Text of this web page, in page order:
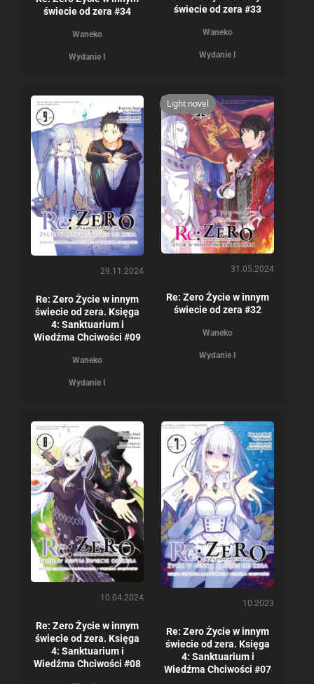
świecie od zera #34
Waneko
Wydanie I
świecie od zera #33
Waneko
Wydanie I
29.11.2024
Re: Zero Życie w innym
świecie od zera. Księga
4: Sanktuarium i
Wiedźma Chciwości #09
Waneko
Wydanie I
Light novel
31.05.2024
Re: Zero Życie w innym
świecie od zera #32
Waneko
Wydanie I
10.04.2024
Re: Zero Życie w innym
świecie od zera. Księga
4: Sanktuarium i
Wiedźma Chciwości #08
10.2023
Re: Zero Życie w innym
świecie od zera. Księga
4: Sanktuarium i
Wiedźma Chciwości #07